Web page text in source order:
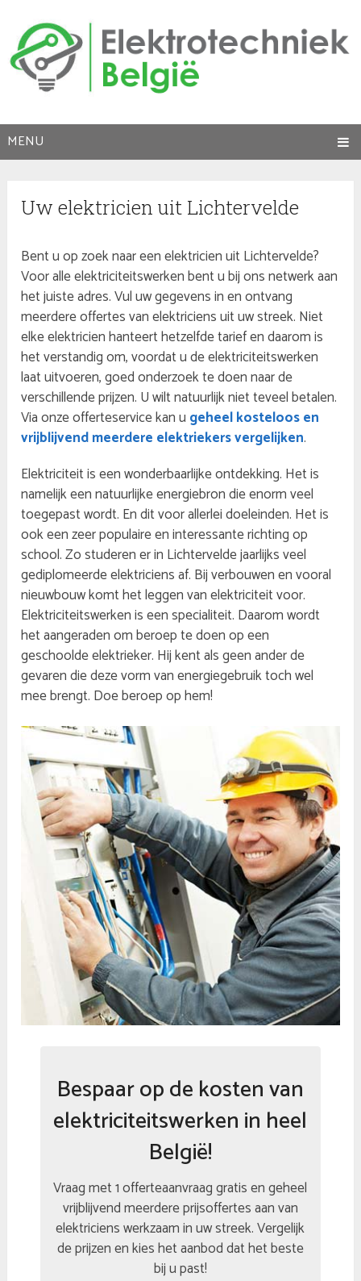
MENU
Uw elektricien uit Lichtervelde
Bent u op zoek naar een elektricien uit Lichtervelde?
Voor alle elektriciteitswerken bent u bij ons netwerk aan
het juiste adres. Vul uw gegevens in en ontvang
meerdere offertes van elektriciens uit uw streek. Niet
elke elektricien hanteert hetzelfde tarief en daarom is
het verstandig om, voordat u de elektriciteitswerken
laat uitvoeren, goed onderzoek te doen naar de
verschillende prijzen. U wilt natuurlijk niet teveel betalen.
Via onze offerteservice kan u geheel kosteloos en
vrijblijvend meerdere elektriekers vergelijken.
Elektriciteit is een wonderbaarlijke ontdekking. Het is
namelijk een natuurlijke energiebron die enorm veel
toegepast wordt. En dit voor allerlei doeleinden. Het is
ook een zeer populaire en interessante richting op
school. Zo studeren er in Lichtervelde jaarlijks veel
gediplomeerde elektriciens af. Bij verbouwen en vooral
nieuwbouw komt het leggen van elektriciteit voor.
Elektriciteitswerken is een specialiteit. Daarom wordt
het aangeraden om beroep te doen op een
geschoolde elektrieker. Hij kent als geen ander de
gevaren die deze vorm van energiegebruik toch wel
mee brengt. Doe beroep op hem!
Bespaar op de kosten van
elektriciteitswerken in heel
België!
Vraag met 1 offerteaanvraag gratis en geheel
vrijblijvend meerdere prijsoffertes aan van
elektriciens werkzaam in uw streek. Vergelijk
de prijzen en kies het aanbod dat het beste
bij u past!